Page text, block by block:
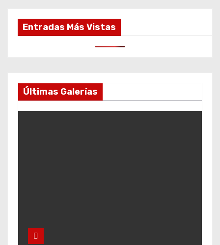
Entradas Más Vistas
Últimas Galerías